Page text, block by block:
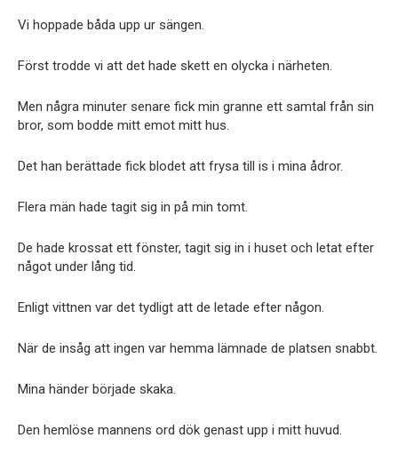
Vi hoppade båda upp ur sängen.
Först trodde vi att det hade skett en olycka i närheten.
Men några minuter senare fick min granne ett samtal från sin
bror, som bodde mitt emot mitt hus.
Det han berättade fick blodet att frysa till is i mina ådror.
Flera män hade tagit sig in på min tomt.
De hade krossat ett fönster, tagit sig in i huset och letat efter
något under lång tid.
Enligt vittnen var det tydligt att de letade efter någon.
När de insåg att ingen var hemma lämnade de platsen snabbt.
Mina händer började skaka.
Den hemlöse mannens ord dök genast upp i mitt huvud.